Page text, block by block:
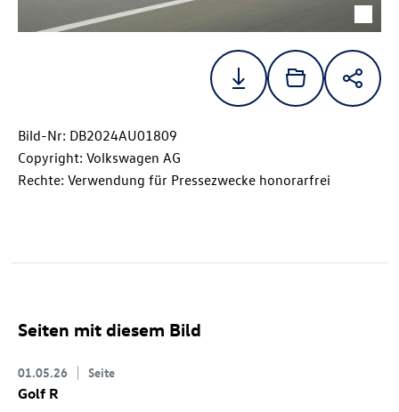
Bild-Nr: DB2024AU01809
Copyright: Volkswagen AG
Rechte: Verwendung für Pressezwecke honorarfrei
Seiten mit diesem Bild
01.05.26 Seite
Golf R